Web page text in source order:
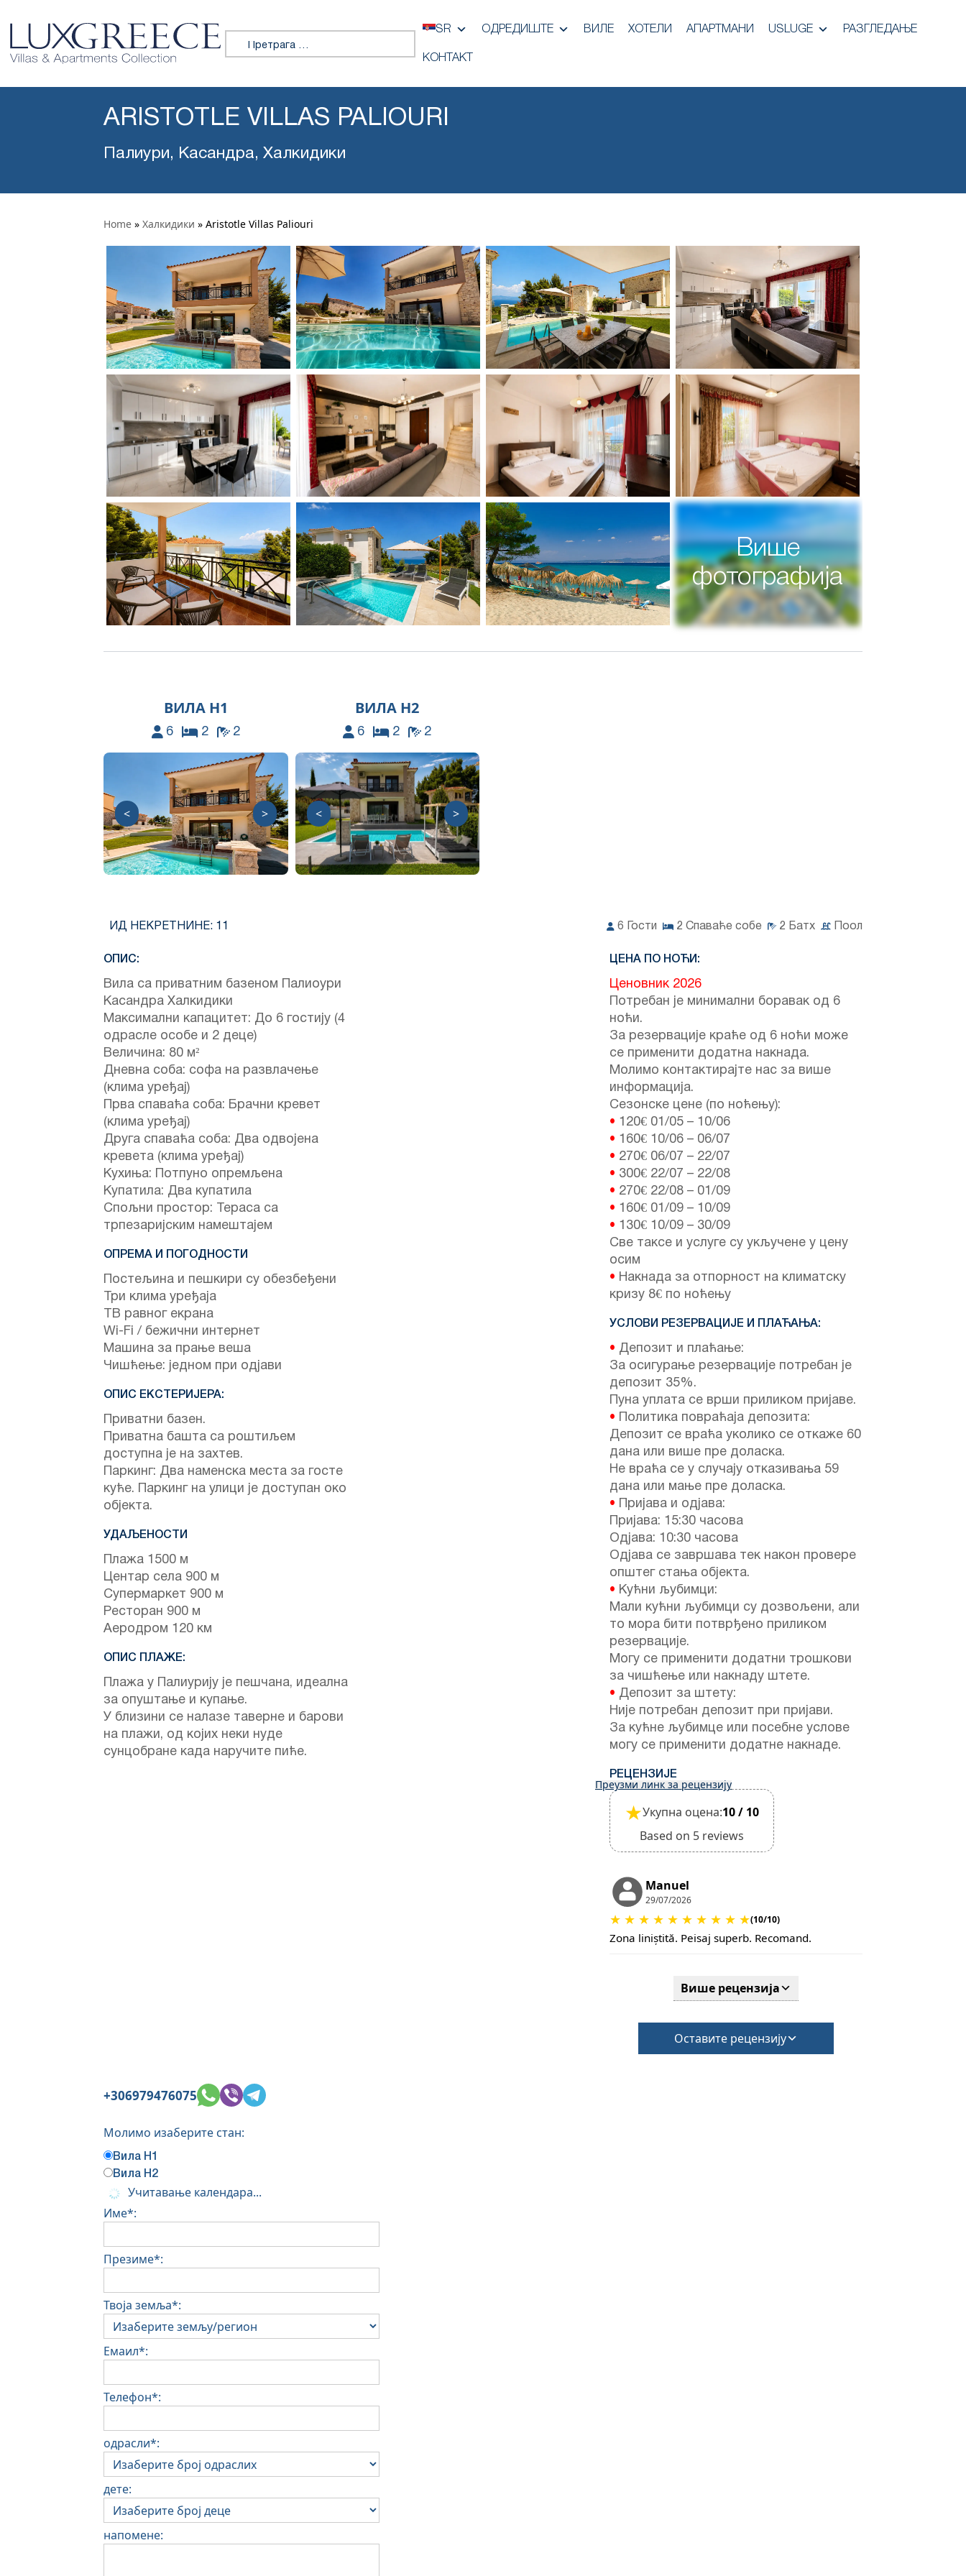
Претражи:
SR ОДРЕДИШТЕ ВИЛЕ ХОТЕЛИ АПАРТМАНИ USLUGE РАЗГЛЕДАЊЕ
КОНТАКТ
ARISTOTLE VILLAS PALIOURI
Палиури, Касандра, Халкидики
Home » Халкидики » Aristotle Villas Paliouri
Више
фотографија
ВИЛА Н1
6 2 2
< >
ВИЛА Н2
6 2 2
< >
ИД НЕКРЕТНИНЕ: 11 6 Гости 2 Спаваће собе 2 Батх Поол
ОПИС:
Вила са приватним базеном Палиоури
Касандра Халкидики
Максимални капацитет: До 6 гостију (4
одрасле особе и 2 деце)
Величина: 80 м²
Дневна соба: софа на развлачење
(клима уређај)
Прва спаваћа соба: Брачни кревет
(клима уређај)
Друга спаваћа соба: Два одвојена
кревета (клима уређај)
Кухиња: Потпуно опремљена
Купатила: Два купатила
Спољни простор: Тераса са
трпезаријским намештајем
ОПРЕМА И ПОГОДНОСТИ
Постељина и пешкири су обезбеђени
Три клима уређаја
ТВ равног екрана
Wi-Fi / бежични интернет
Машина за прање веша
Чишћење: једном при одјави
ОПИС ЕКСТЕРИЈЕРА:
Приватни базен.
Приватна башта са роштиљем
доступна је на захтев.
Паркинг: Два наменска места за госте
куће. Паркинг на улици је доступан око
објекта.
УДАЉЕНОСТИ
Плажа 1500 м
Центар села 900 м
Супермаркет 900 м
Ресторан 900 м
Аеродром 120 км
ОПИС ПЛАЖЕ:
Плажа у Палиурију је пешчана, идеална
за опуштање и купање.
У близини се налазе таверне и барови
на плажи, од којих неки нуде
сунцобране када наручите пиће.
ЦЕНА ПО НОЋИ:
Ценовник 2026
Потребан је минимални боравак од 6
ноћи.
За резервације краће од 6 ноћи може
се применити додатна накнада.
Молимо контактирајте нас за више
информација.
Сезонске цене (по ноћењу):
• 120€ 01/05 – 10/06
• 160€ 10/06 – 06/07
• 270€ 06/07 – 22/07
• 300€ 22/07 – 22/08
• 270€ 22/08 – 01/09
• 160€ 01/09 – 10/09
• 130€ 10/09 – 30/09
Све таксе и услуге су укључене у цену
осим
• Накнада за отпорност на климатску
кризу 8€ по ноћењу
УСЛОВИ РЕЗЕРВАЦИЈЕ И ПЛАЋАЊА:
• Депозит и плаћање:
За осигурање резервације потребан је
депозит 35%.
Пуна уплата се врши приликом пријаве.
• Политика повраћаја депозита:
Депозит се враћа уколико се откаже 60
дана или више пре доласка.
Не враћа се у случају отказивања 59
дана или мање пре доласка.
• Пријава и одјава:
Пријава: 15:30 часова
Одјава: 10:30 часова
Одјава се завршава тек након провере
општег стања објекта.
• Кућни љубимци:
Мали кућни љубимци су дозвољени, али
то мора бити потврђено приликом
резервације.
Могу се применити додатни трошкови
за чишћење или накнаду штете.
• Депозит за штету:
Није потребан депозит при пријави.
За кућне љубимце или посебне услове
могу се применити додатне накнаде.
РЕЦЕНЗИЈЕ
Преузми линк за рецензију
★Укупна оцена:10 / 10
Based on 5 reviews
Manuel
29/07/2026
★ ★ ★ ★ ★ ★ ★ ★ ★ ★(10/10)
Zona liniștită. Peisaj superb. Recomand.
Више рецензија
Оставите рецензију
+306979476075
Молимо изаберите стан:
Вила Н1
Вила Н2
Учитавање календара...
Име*:
Презиме*:
Твоја земља*:
Емаил*:
Телефон*:
одрасли*:
дете:
напомене: